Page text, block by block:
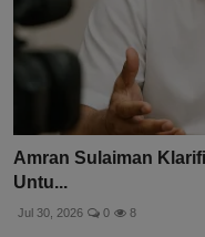
Amran Sulaiman
Untu...
Jul 30, 2026 0 8